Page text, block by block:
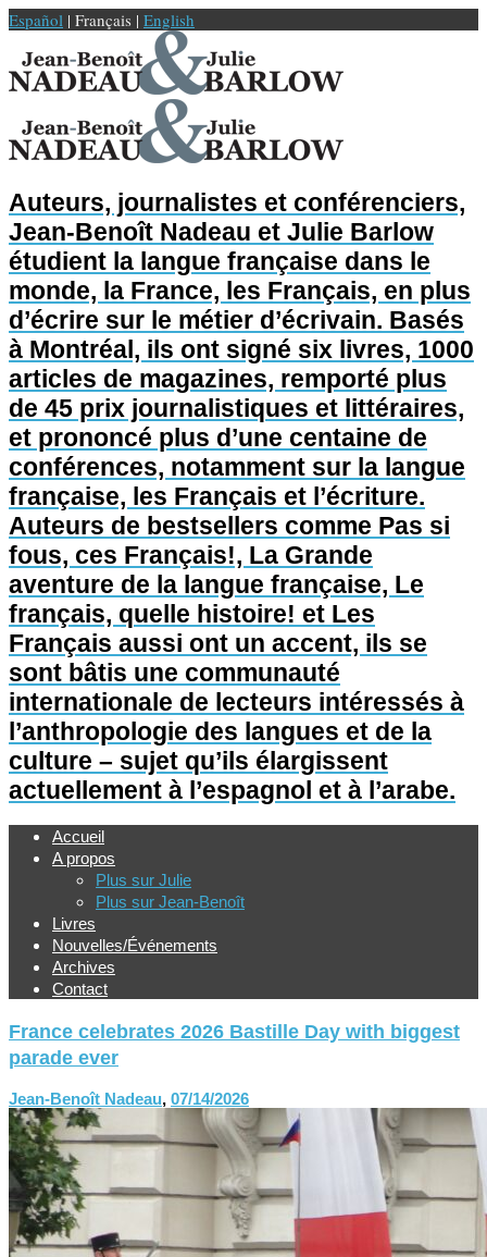
Español | Français | English
Auteurs, journalistes et conférenciers,
Jean-Benoît Nadeau et Julie Barlow
étudient la langue française dans le
monde, la France, les Français, en plus
d’écrire sur le métier d’écrivain. Basés
à Montréal, ils ont signé six livres, 1000
articles de magazines, remporté plus
de 45 prix journalistiques et littéraires,
et prononcé plus d’une centaine de
conférences, notamment sur la langue
française, les Français et l’écriture.
Auteurs de bestsellers comme Pas si
fous, ces Français!, La Grande
aventure de la langue française, Le
français, quelle histoire! et Les
Français aussi ont un accent, ils se
sont bâtis une communauté
internationale de lecteurs intéressés à
l’anthropologie des langues et de la
culture – sujet qu’ils élargissent
actuellement à l’espagnol et à l’arabe.
Accueil
A propos
Plus sur Julie
Plus sur Jean-Benoît
Livres
Nouvelles/Événements
Archives
Contact
France celebrates 2026 Bastille Day with biggest
parade ever
Jean-Benoît Nadeau, 07/14/2026